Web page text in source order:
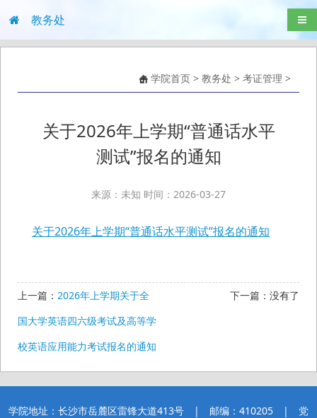
教务处 导
学院首页 > 教务处 > 考证管理 >
关于2026年上学期“普通话水平
测试”报名的通知
来源：未知 时间：2026-03-27
关于2026年上学期“普通话水平测试”报名的通知
上一篇： 2026年上学期关于全
国大学英语四六级考试及高等学
校英语应用能力考试报名的通知
下一篇：没有了
学院地址：长沙市岳麓区雷锋大道413号 | 邮编：410205 | 党